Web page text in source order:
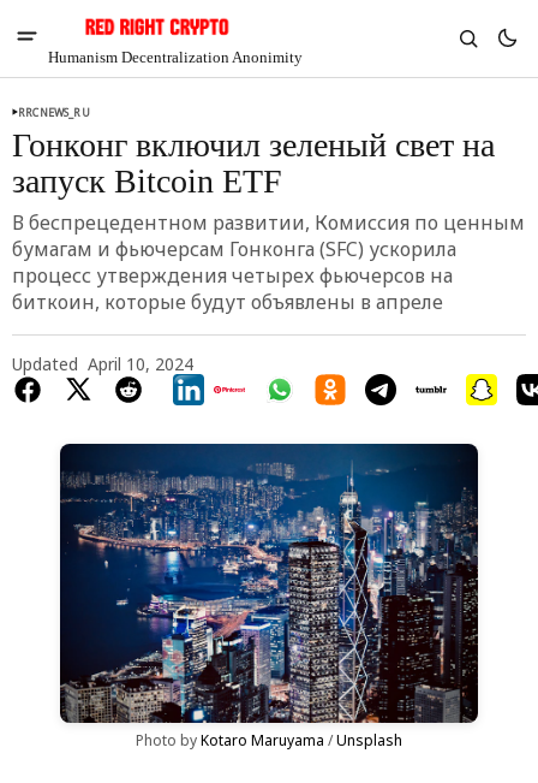
Humanism Decentralization Anonimity
-5.36%
RRCNEWS_RU
Гонконг включил зеленый свет на
запуск Bitcoin ETF
В беспрецедентном развитии, Комиссия по ценным
бумагам и фьючерсам Гонконга (SFC) ускорила
процесс утверждения четырех фьючерсов на
биткоин, которые будут объявлены в апреле
Updated April 10, 2024
Photo by Kotaro Maruyama / Unsplash